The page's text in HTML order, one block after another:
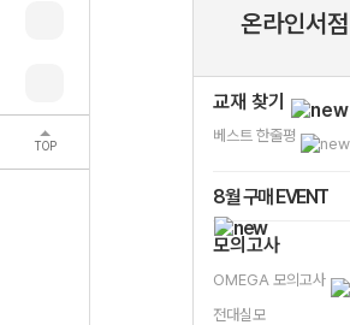
TOP
온라인서점
교재 찾기
베스트 한줄평
8월 구매 EVENT
모의고사
OMEGA 모의고사
전대실모